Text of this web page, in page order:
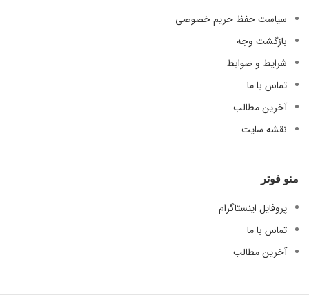
سیاست حفظ حریم خصوصی
بازگشت وجه
شرایط و ضوابط
تماس با ما
آخرین مطالب
نقشه سایت
منو فوتر
پروفایل اینستاگرام
تماس با ما
آخرین مطالب